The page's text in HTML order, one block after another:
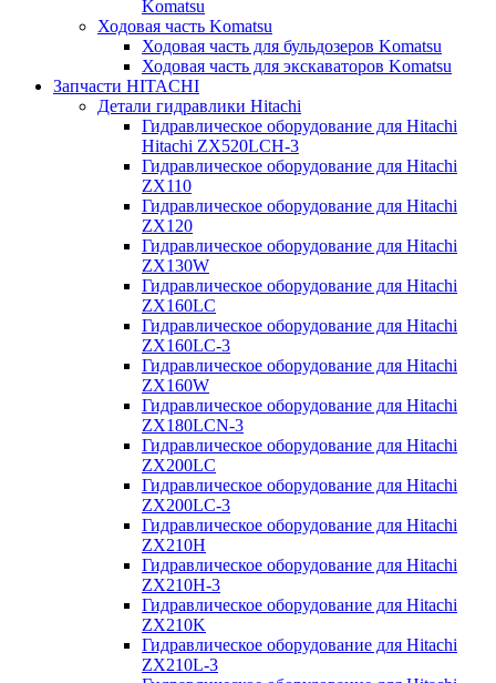
Komatsu
Ходовая часть Komatsu
Ходовая часть для бульдозеров Komatsu
Ходовая часть для экскаваторов Komatsu
Запчасти HITACHI
Детали гидравлики Hitachi
Гидравлическое оборудование для Hitachi
Hitachi ZX520LCH-3
Гидравлическое оборудование для Hitachi
ZX110
Гидравлическое оборудование для Hitachi
ZX120
Гидравлическое оборудование для Hitachi
ZX130W
Гидравлическое оборудование для Hitachi
ZX160LC
Гидравлическое оборудование для Hitachi
ZX160LC-3
Гидравлическое оборудование для Hitachi
ZX160W
Гидравлическое оборудование для Hitachi
ZX180LCN-3
Гидравлическое оборудование для Hitachi
ZX200LC
Гидравлическое оборудование для Hitachi
ZX200LC-3
Гидравлическое оборудование для Hitachi
ZX210H
Гидравлическое оборудование для Hitachi
ZX210H-3
Гидравлическое оборудование для Hitachi
ZX210K
Гидравлическое оборудование для Hitachi
ZX210L-3